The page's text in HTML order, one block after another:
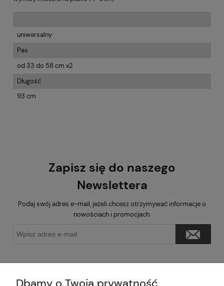
uniwersalny
Pas
od 33 do 58 cm x2
Długość
93 cm
Zapisz się do naszego
Newslettera
Podaj swój adres e-mail, jeżeli chcesz otrzymywać informacje o
nowościach i promocjach.